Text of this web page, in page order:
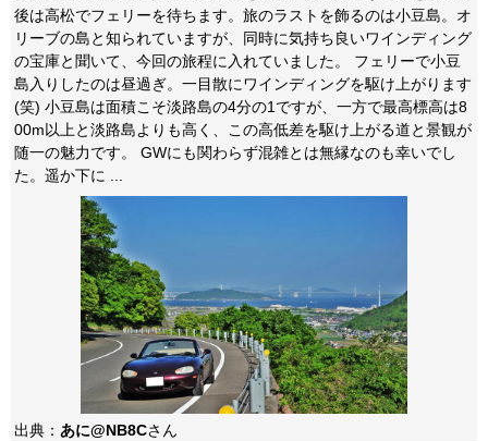
後は高松でフェリーを待ちます。旅のラストを飾るのは小豆島。オ
リーブの島と知られていますが、同時に気持ち良いワインディング
の宝庫と聞いて、今回の旅程に入れていました。 フェリーで小豆
島入りしたのは昼過ぎ。一目散にワインディングを駆け上がります
(笑) 小豆島は面積こそ淡路島の4分の1ですが、一方で最高標高は8
00m以上と淡路島よりも高く、この高低差を駆け上がる道と景観が
随一の魅力です。 GWにも関わらず混雑とは無縁なのも幸いでし
た。遥か下に ...
出典： あに@NB8Cさん